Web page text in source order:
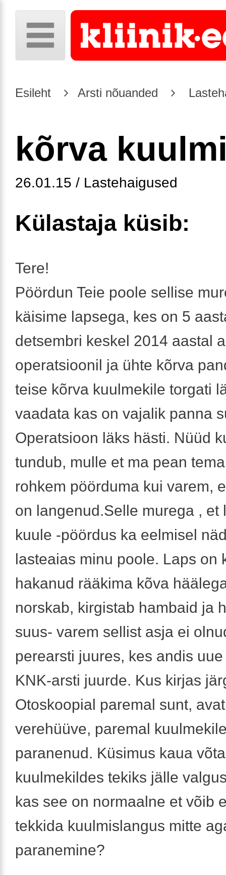
Esileht Arsti nõuanded
kõrva
26.01.15 / Lastehaigused
Külastaja küsib:
Tere!
Pöördun Teie poole sellise
käisime lapsega, kes on 5
detsembri keskel 2014 aastal
operatsioonil ja ühte kõrva
teise kõrva kuulmekile torgati
vaadata kas on vajalik panna
Operatsioon läks hästi. Nüüd
tundub, mulle et ma pean
rohkem pöörduma kui varem,
on langenud.Selle murega , et
kuule -pöördus ka eelmisel
lasteaias minu poole. Laps on
hakanud rääkima kõva
norskab, kirgistab hambaid ja
suus- varem sellist asja ei
perearsti juures, kes andis
KNK-arsti juurde. Kus kirjas
Otoskoopial paremal sunt,
verehüüve, paremal
paranenud. Küsimus kaua
kuulmekildes tekiks jälle
kas see on normaalne et võib
tekkida kuulmislangus mitte
paranemine?